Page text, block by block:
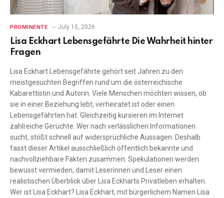
PROMINENTE July 15, 2026
Lisa Eckhart Lebensgefährte Die Wahrheit hinter
Fragen
Lisa Eckhart Lebensgefährte gehört seit Jahren zu den
meistgesuchten Begriffen rund um die österreichische
Kabarettistin und Autorin. Viele Menschen möchten wissen, ob
sie in einer Beziehung lebt, verheiratet ist oder einen
Lebensgefährten hat. Gleichzeitig kursieren im Internet
zahlreiche Gerüchte. Wer nach verlässlichen Informationen
sucht, stößt schnell auf widersprüchliche Aussagen. Deshalb
fasst dieser Artikel ausschließlich öffentlich bekannte und
nachvollziehbare Fakten zusammen. Spekulationen werden
bewusst vermieden, damit Leserinnen und Leser einen
realistischen Überblick über Lisa Eckharts Privatleben erhalten.
Wer ist Lisa Eckhart? Lisa Eckhart, mit bürgerlichem Namen Lisa